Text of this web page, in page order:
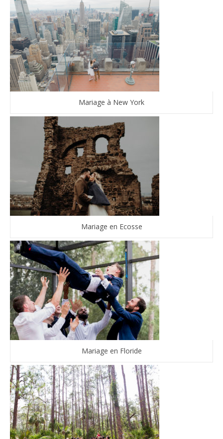
Mariage à New York
Mariage en Ecosse
Mariage en Floride